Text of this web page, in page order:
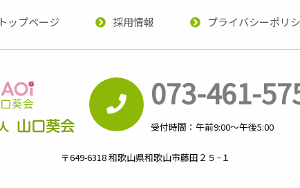
トップページ 採用情報 プライバシーポリ
073-461-
受付時間：午前9:00～午後5:00
〒649-6318 和歌山県和歌山市藤田２５−１